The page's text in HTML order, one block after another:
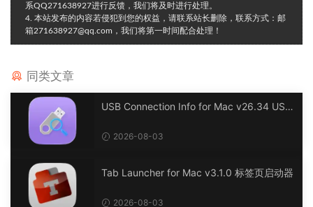
系QQ271638927进行反馈，我们将及时进行处理。
4. 本站发布的内容若侵犯到您的权益，请联系站长删除，联系方式：邮
箱271638927@qq.com，我们将第一时间配合处理！
同类文章
USB Connection Info for Mac v26.34 USB
2026-08-03
Tab Launcher for Mac v3.1.0 标签页启动器
2026-08-03